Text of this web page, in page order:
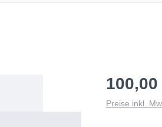
100,00
Preise inkl.